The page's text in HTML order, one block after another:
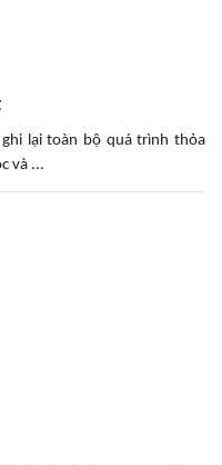
lại toàn bộ quá trình thỏa
và ...